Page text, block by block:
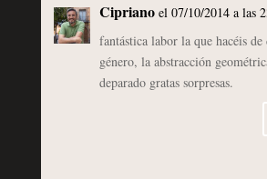
Cipriano el 07/10/2014 a las
fantástica labor la que hacéis
género, la abstracción
deparado gratas sorpresas.